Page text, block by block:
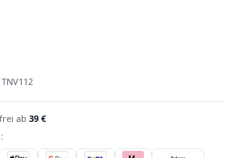
TNV112
ab 39 €